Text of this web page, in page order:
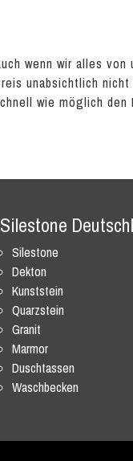
wenn wir alles
unabsichtlich
wie möglich den
Silestone
Silestone
Dekton
Kunststein
Quarzstein
Granit
Marmor
Duschtassen
Waschbecken